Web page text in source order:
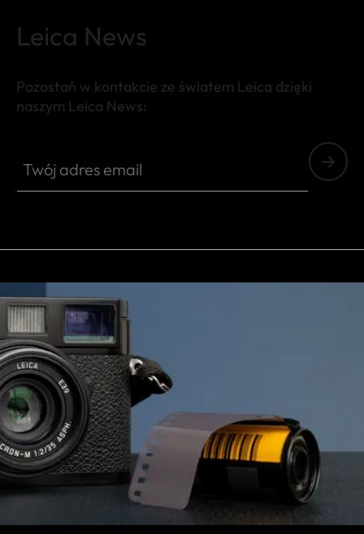
Leica News
Pozostań w kontakcie ze światem Leica dzięki
naszym Leica News: